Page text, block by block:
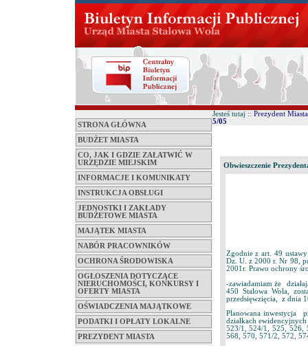
STRONA GŁÓWNA
BUDŻET MIASTA
CO, JAK I GDZIE ZAŁATWIĆ W
URZĘDZIE MIEJSKIM
INFORMACJE I KOMUNIKATY
INSTRUKCJA OBSŁUGI
JEDNOSTKI I ZAKŁADY
BUDŻETOWE MIASTA
MAJĄTEK MIASTA
NABÓR PRACOWNIKÓW
OCHRONA ŚRODOWISKA
OGŁOSZENIA DOTYCZĄCE
NIERUCHOMOŚCI, KONKURSY I
OFERTY MIASTA
OŚWIADCZENIA MAJĄTKOWE
PODATKI I OPŁATY LOKALNE
PREZYDENT MIASTA
Jesteś tutaj ::Prezydent Miasta
5/05
Obwieszczenie
Zgodnie z art. 49
Dz. U. z 2000 r. Nr 98,
2001r. Prawo ochrony
-zawiadamiam że
450 Stalowa Wola,
przedsięwzięcia, z dnia
Planowana inwestycja
działkach
523/1, 524/1, 525, 526,
568, 570, 571/2, 572,